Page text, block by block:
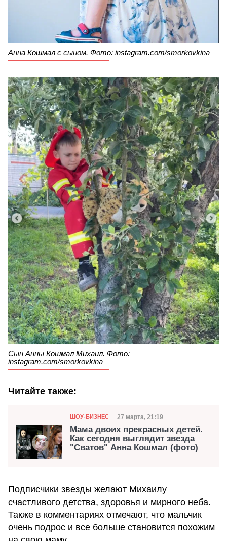
Анна Кошмал с сыном. Фото: instagram.com/smorkovkina
Сын Анны Кошмал Михаил. Фото:
instagram.com/smorkovkina
Читайте также:
Категория
ШОУ-БИЗНЕС Дата публикации
27 марта, 21:19
Мама двоих прекрасных детей.
Как сегодня выглядит звезда
"Сватов" Анна Кошмал (фото)
Подписчики звезды желают Михаилу
счастливого детства, здоровья и мирного неба.
Также в комментариях отмечают, что мальчик
очень подрос и все больше становится похожим